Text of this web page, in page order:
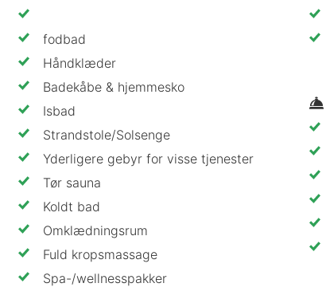
fodbad
Håndklæder
Badekåbe & hjemmesko
Isbad
Strandstole/Solsenge
Yderligere gebyr for visse tjenester
Tør sauna
Koldt bad
Omklædningsrum
Fuld kropsmassage
Spa-/wellnesspakker